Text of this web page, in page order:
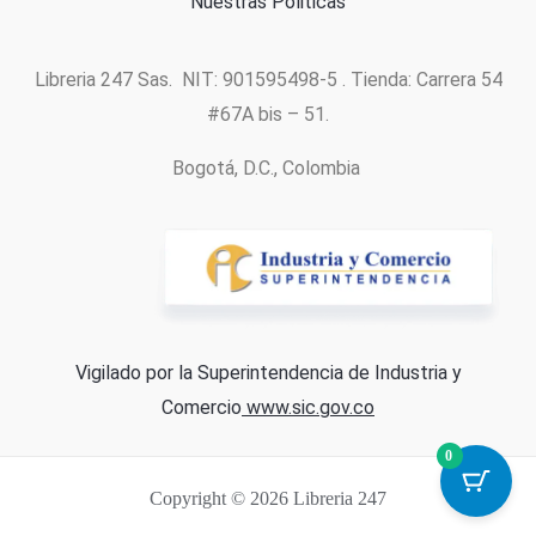
Libreria 247 Sas. NIT: 901595498-5 . Tienda: Carrera 54
#67A bis – 51.
Bogotá, D.C., Colombia
Vigilado por la Superintendencia de Industria y
Comercio www.sic.gov.co
Copyright © 2026 Libreria 247
0